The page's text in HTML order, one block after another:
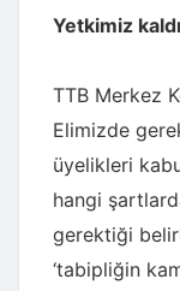
Yetkimiz
TTB Merkez
Elimizde
üyelikleri
hangi
gerektiği
‘tabipliğin